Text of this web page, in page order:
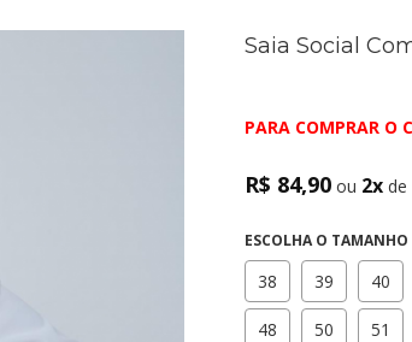
Saia Social
PARA COMPRAR O
R$ 84,90 ou 2x de
ESCOLHA O TAMANHO
38 39 40
48 50 51